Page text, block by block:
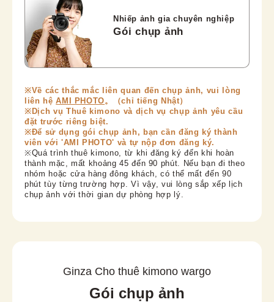
Nhiếp ảnh gia chuyên nghiệp
Gói chụp ảnh
※Về các thắc mắc liên quan đến chụp ảnh, vui lòng
liên hệAMI PHOTO。（chỉ tiếng Nhật）
※Dịch vụ Thuê kimono và dịch vụ chụp ảnh yêu cầu
đặt trước riêng biệt.
※Để sử dụng gói chụp ảnh, bạn cần đăng ký thành
viên với 'AMI PHOTO' và tự nộp đơn đăng ký.
※Quá trình thuê kimono, từ khi đăng ký đến khi hoàn
thành mặc, mất khoảng 45 đến 90 phút. Nếu bạn đi theo
nhóm hoặc cửa hàng đông khách, có thể mất đến 90
phút tùy từng trường hợp. Vì vậy, vui lòng sắp xếp lịch
chụp ảnh với thời gian dự phòng hợp lý.
Ginza Cho thuê kimono wargo
Gói chụp ảnh